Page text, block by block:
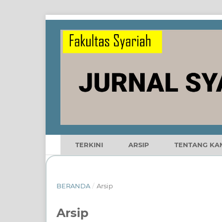
TERKINI ARSIP TENTANG
BERANDA / Arsip
Arsip